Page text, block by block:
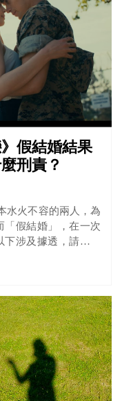
假結婚結果
刑責？
水火不容的兩人，為
「假結婚」，在一次
涉及據透，請斟酌